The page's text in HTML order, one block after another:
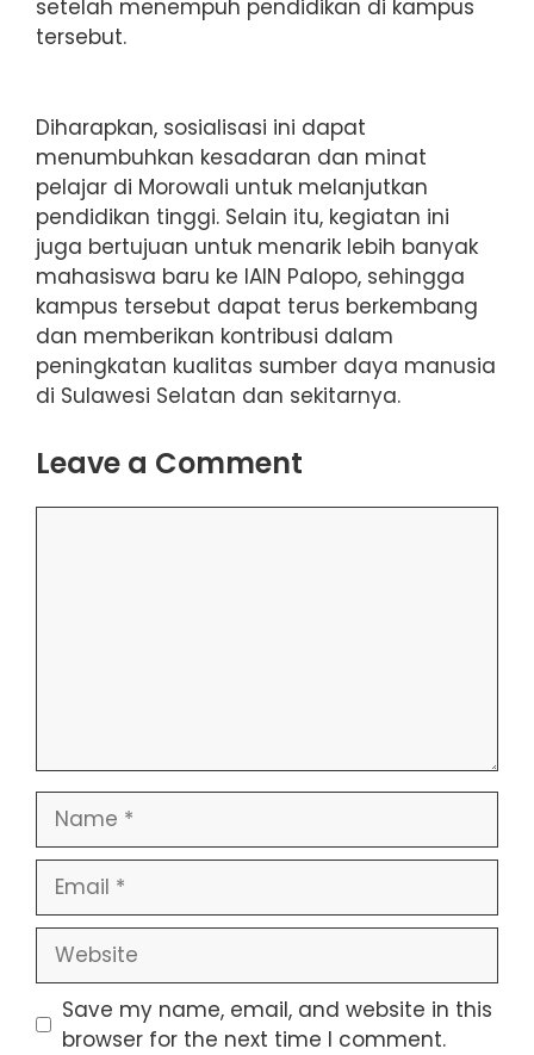
setelah menempuh pendidikan di kampus
tersebut.
Diharapkan, sosialisasi ini dapat
menumbuhkan kesadaran dan minat
pelajar di Morowali untuk melanjutkan
pendidikan tinggi. Selain itu, kegiatan ini
juga bertujuan untuk menarik lebih banyak
mahasiswa baru ke IAIN Palopo, sehingga
kampus tersebut dapat terus berkembang
dan memberikan kontribusi dalam
peningkatan kualitas sumber daya manusia
di Sulawesi Selatan dan sekitarnya.
Leave a Comment
Save my name, email, and website in this
browser for the next time I comment.